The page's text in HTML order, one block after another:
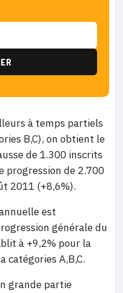
à temps partiels
B,C), on obtient le
de 1.300 inscrits
de 2.700
2011 (+8,6%).
est
générale du
à +9,2% pour la
catégories A,B,C.
grande partie